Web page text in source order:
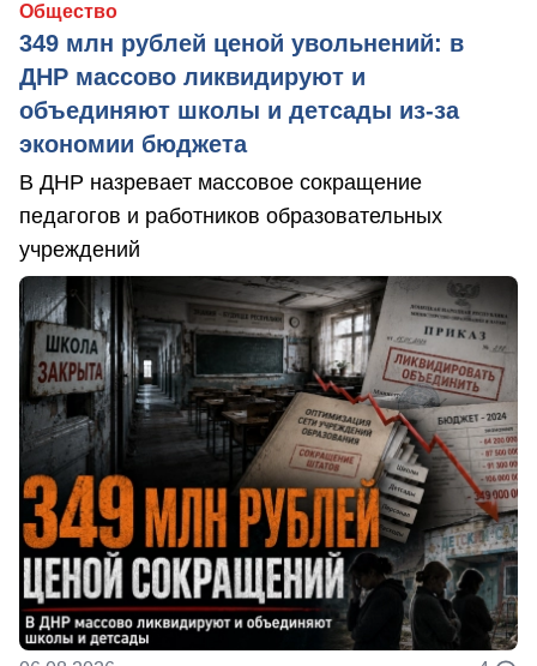
Общество
349 млн рублей ценой увольнений: в
ДНР массово ликвидируют и
объединяют школы и детсады из-за
экономии бюджета
В ДНР назревает массовое сокращение
педагогов и работников образовательных
учреждений